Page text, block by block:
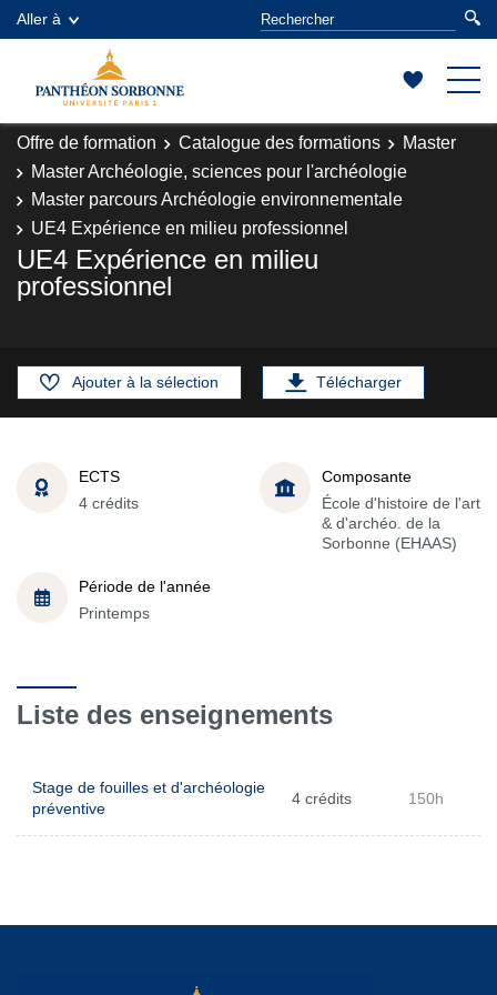
Aller à
Offre de formation Catalogue des formations
Master
Master Archéologie, sciences pour l'archéologie
Master parcours Archéologie environnementale
UE4 Expérience en milieu professionnel
UE4 Expérience en milieu
professionnel
Ajouter à la sélection Télécharger
ECTS
4 crédits
Composante
École d'histoire de l'art
& d'archéo. de la
Sorbonne (EHAAS)
Période de l'année
Printemps
Liste des enseignements
Stage de fouilles et d'archéologie
préventive
4 crédits 150h